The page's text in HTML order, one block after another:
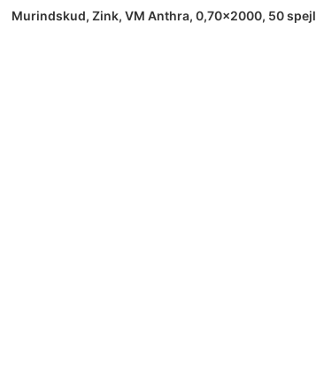
Murindskud, Zink, VM Anthra, 0,70×2000, 50 spejl